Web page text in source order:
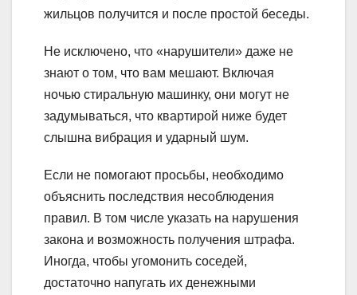
жильцов получится и после простой беседы.
Не исключено, что «нарушители» даже не
знают о том, что вам мешают. Включая
ночью стиральную машинку, они могут не
задумываться, что квартирой ниже будет
слышна вибрация и ударный шум.
Если не помогают просьбы, необходимо
объяснить последствия несоблюдения
правил. В том числе указать на нарушения
закона и возможность получения штрафа.
Иногда, чтобы угомонить соседей,
достаточно напугать их денежными